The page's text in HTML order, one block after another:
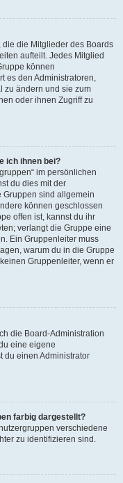
die Mitglieder des Boards
aufteilt. Jedes Mitglied
können
es den Administratoren,
zu ändern und sie zum
oder ihnen Zugriff zu
ich ihnen bei?
im persönlichen
du dies mit der
Gruppen sind allgemein
können geschlossen
offen ist, kannst du ihr
verlangt die Gruppe eine
Ein Gruppenleiter muss
warum du in die Gruppe
Gruppenleiter, wenn er
die Board-Administration
eine eigene
du einen Administrator
farbig dargestellt?
verschiedene
zu identifizieren sind.